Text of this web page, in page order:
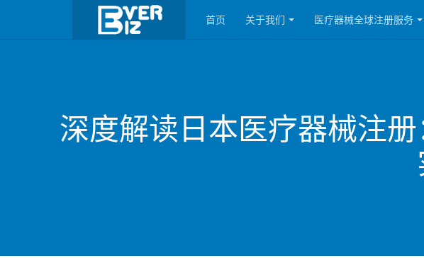
首页 关于我们 医疗器械全球注册服务
深度解读日本医疗器械注